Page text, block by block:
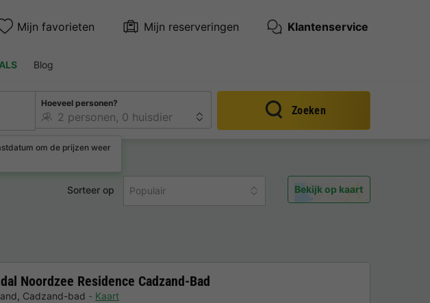
Mijn favorieten Mijn reserveringen Klantenservice
Blog
om de prijzen weer
Hoeveel personen?
Zoeken
Sorteer op Populair Bekijk op kaart
Noordzee Residence Cadzand-Bad
, Cadzand-bad
Kaart